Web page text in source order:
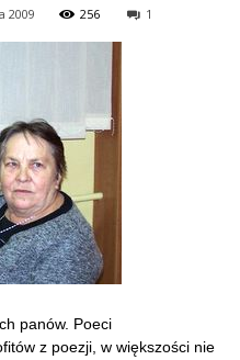
2009 256 1
panów. Poeci
z poezji, w większości nie